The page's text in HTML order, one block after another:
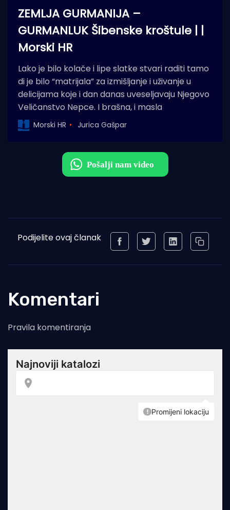
ZEMLJA GURMANIJA –
GURMANLUK Šibenske kroštule | |
Morski HR
Lako je bilo kolače i lipe slatke stvari raditi tamo
di je bilo “matrijala” za izmišljanje i uživanje u
delicijama koje i dan danas uveseljavaju Njegovo
Veličanstvo Nepce. I brašna, i masla
Morski HR Jurica Gašpar
Podijelite ovaj članak
Komentari
Pravila komentiranja